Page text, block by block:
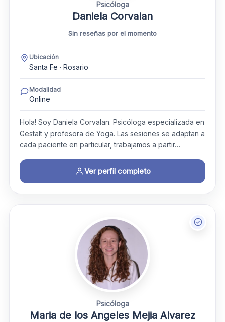
Psicóloga
Daniela Corvalan
Sin reseñas por el momento
Ubicación
Santa Fe · Rosario
Modalidad
Online
Hola! Soy Daniela Corvalan. Psicóloga especializada en
Gestalt y profesora de Yoga. Las sesiones se adaptan a
cada paciente en particular, trabajamos a partir…
Ver perfil completo
Psicóloga
Maria de los Angeles Mejia Alvarez